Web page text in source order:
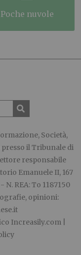
poche nuvole
Società,
il Tribunale di
responsabile
Emanuele II, 167
N. REA: To 1187150
opinioni:
Increasily.com